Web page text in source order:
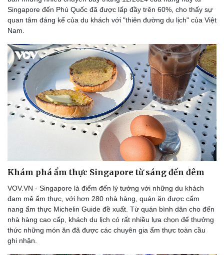
Singapore đến Phú Quốc đã được lấp đầy trên 60%, cho thấy sự
quan tâm đáng kể của du khách với "thiên đường du lịch" của Việt
Nam.
Khám phá ẩm thực Singapore từ sáng đến đêm
VOV.VN - Singapore là điểm đến lý tưởng với những du khách
đam mê ẩm thực, với hơn 280 nhà hàng, quán ăn được cẩm
nang ẩm thực Michelin Guide đề xuất. Từ quán bình dân cho đến
nhà hàng cao cấp, khách du lịch có rất nhiều lựa chọn để thưởng
thức những món ăn đã được các chuyên gia ẩm thực toàn cầu
ghi nhận.